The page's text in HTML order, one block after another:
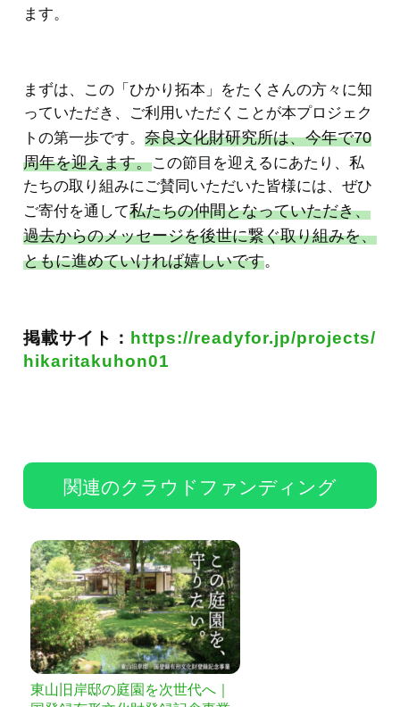
ます。
まずは、この「ひかり拓本」をたくさんの方々に知
っていただき、ご利用いただくことが本プロジェク
トの第一歩です。 奈良文化財研究所は、今年で70
周年を迎えます。この節目を迎えるにあたり、私
たちの取り組みにご賛同いただいた皆様には、ぜひ
ご寄付を通して私たちの仲間となっていただき、
過去からのメッセージを後世に繋ぐ取り組みを、
ともに進めていければ嬉しいです。
掲載サイト： https://readyfor.jp/projects/
hikaritakuhon01
関連のクラウドファンディング
東山旧岸邸の庭園を次世代へ｜